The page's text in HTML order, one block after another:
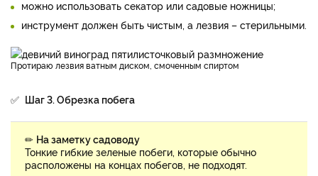
можно использовать секатор или садовые ножницы;
инструмент должен быть чистым, а лезвия – стерильными.
Протираю лезвия ватным диском, смоченным спиртом
✅ Шаг 3. Обрезка побега
✏ На заметку садоводу
Тонкие гибкие зеленые побеги, которые обычно
расположены на концах побегов, не подходят.